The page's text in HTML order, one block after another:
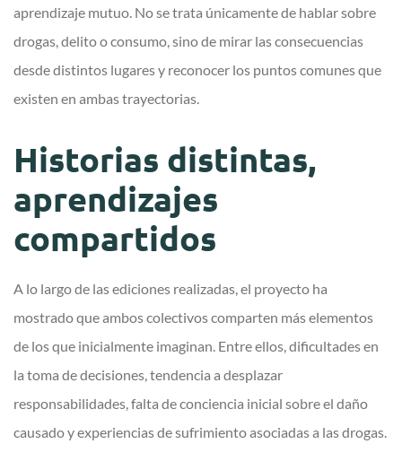
aprendizaje mutuo. No se trata únicamente de hablar sobre
drogas, delito o consumo, sino de mirar las consecuencias
desde distintos lugares y reconocer los puntos comunes que
existen en ambas trayectorias.
Historias distintas,
aprendizajes
compartidos
A lo largo de las ediciones realizadas, el proyecto ha
mostrado que ambos colectivos comparten más elementos
de los que inicialmente imaginan. Entre ellos, dificultades en
la toma de decisiones, tendencia a desplazar
responsabilidades, falta de conciencia inicial sobre el daño
causado y experiencias de sufrimiento asociadas a las drogas.